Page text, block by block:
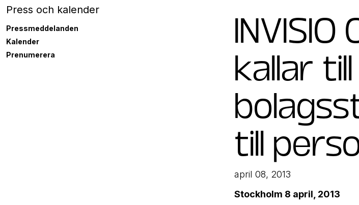
kallar
till
april 08, 2013
Stockholm 8 april, 2013
Press och kalender
Pressmeddelanden
Kalender
Prenumerera